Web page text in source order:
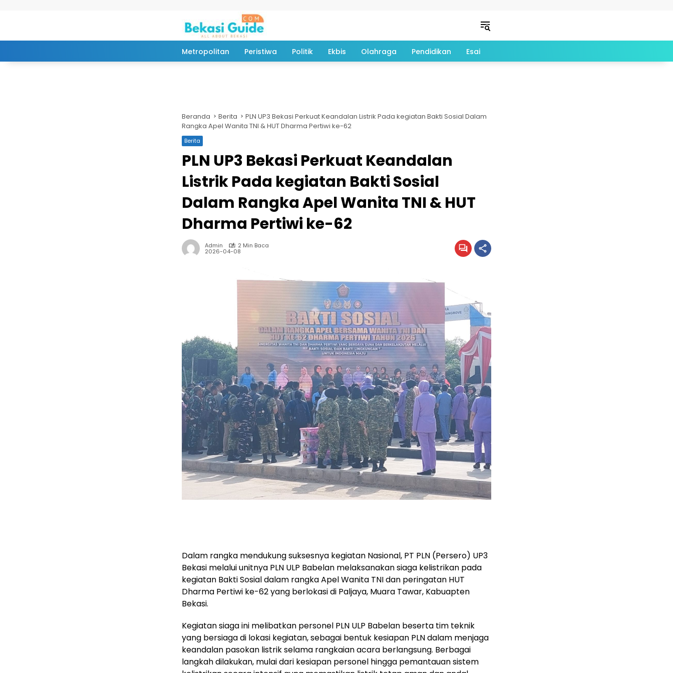
Metropolitan Peristiwa Politik Ekbis Olahraga Pendidikan Esai
Beranda Berita
PLN UP3 Bekasi Perkuat Keandalan Listrik Pada kegiatan Bakti Sosial Dalam
Rangka Apel Wanita TNI & HUT Dharma Pertiwi ke-62
Berita
PLN UP3 Bekasi Perkuat Keandalan
Listrik Pada kegiatan Bakti Sosial
Dalam Rangka Apel Wanita TNI & HUT
Dharma Pertiwi ke-62
Admin 2 Min Baca
2026-04-08
Dalam rangka mendukung suksesnya kegiatan Nasional, PT PLN (Persero) UP3
Bekasi melalui unitnya PLN ULP Babelan melaksanakan siaga kelistrikan pada
kegiatan Bakti Sosial dalam rangka Apel Wanita TNI dan peringatan HUT
Dharma Pertiwi ke-62 yang berlokasi di Paljaya, Muara Tawar, Kabuapten
Bekasi.
Kegiatan siaga ini melibatkan personel PLN ULP Babelan beserta tim teknik
yang bersiaga di lokasi kegiatan, sebagai bentuk kesiapan PLN dalam menjaga
keandalan pasokan listrik selama rangkaian acara berlangsung. Berbagai
langkah dilakukan, mulai dari kesiapan personel hingga pemantauan sistem